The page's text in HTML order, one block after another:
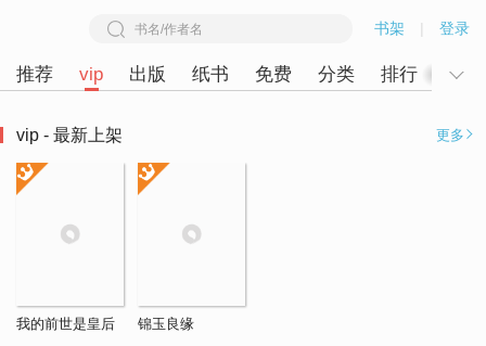
书架 | 登录
推荐 vip 出版 纸书 免费 分类 排行 童书
vip - 最新上架 更多
我的前世是皇后 锦玉良缘